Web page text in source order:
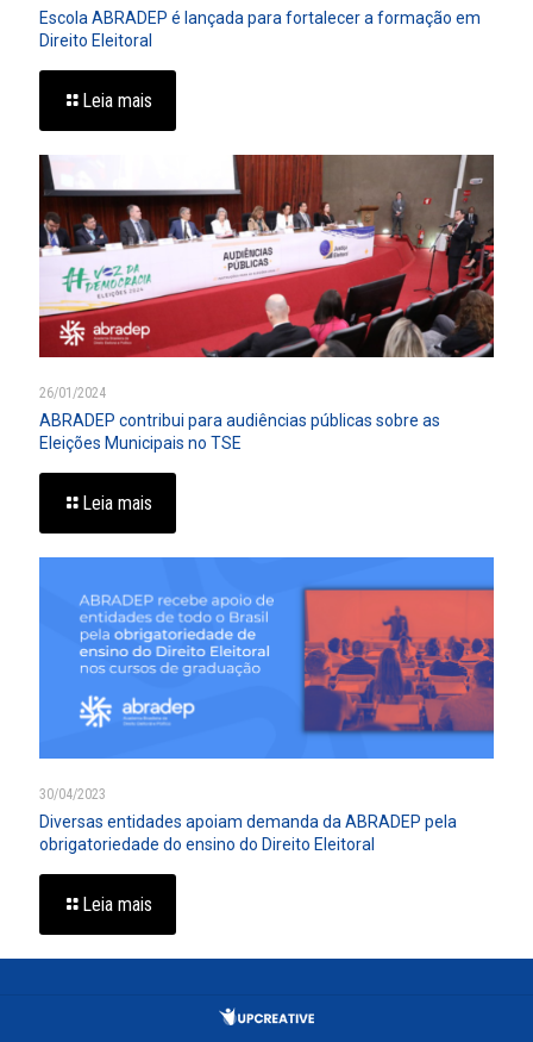
Escola ABRADEP é lançada para fortalecer a formação em
Direito Eleitoral
Leia mais
26/01/2024
ABRADEP contribui para audiências públicas sobre as
Eleições Municipais no TSE
Leia mais
30/04/2023
Diversas entidades apoiam demanda da ABRADEP pela
obrigatoriedade do ensino do Direito Eleitoral
Leia mais